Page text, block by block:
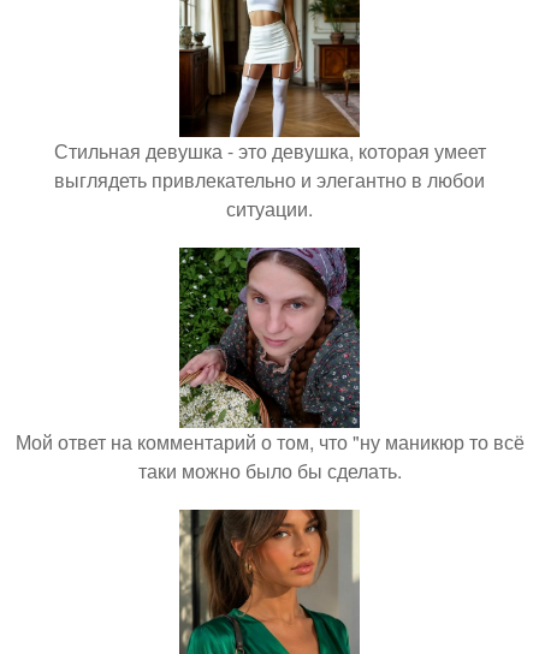
Стильная девушка - это девушка, которая умеет
выглядеть привлекательно и элегантно в любои
ситуации.
Мой ответ на комментарий о том, что "ну маникюр то всё
таки можно было бы сделать.